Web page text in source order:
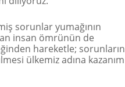
sorunlar yumağının
insan ömrünün de
hareketle; sorunların
ülkemiz adına kazanım